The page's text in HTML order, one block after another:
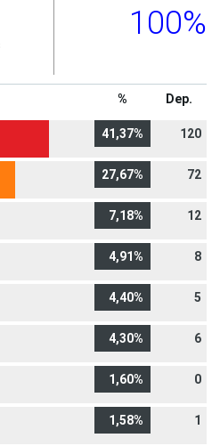
100%
% Dep.
41,37% 120
27,67% 72
7,18% 12
4,91% 8
4,40% 5
4,30% 6
1,60% 0
1,58% 1